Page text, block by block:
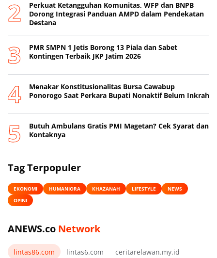
Perkuat Ketangguhan Komunitas, WFP dan BNPB
Dorong Integrasi Panduan AMPD dalam Pendekatan
Destana
PMR SMPN 1 Jetis Borong 13 Piala dan Sabet
Kontingen Terbaik JKP Jatim 2026
Menakar Konstitusionalitas Bursa Cawabup
Ponorogo Saat Perkara Bupati Nonaktif Belum Inkrah
Butuh Ambulans Gratis PMI Magetan? Cek Syarat dan
Kontaknya
Tag Terpopuler
EKONOMI HUMANIORA KHAZANAH LIFESTYLE
NEWS
OPINI
ANEWS.co Network
lintas86.com lintas6.com ceritarelawan.my.id